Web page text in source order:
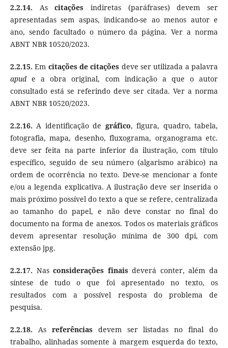
2.2.14. Ascitações indiretas (paráfrases) devem ser
apresentadas sem aspas, indicando-se ao menos autor e
ano, sendo facultado o número da página. Ver a norma
ABNT NBR 10520/2023.
2.2.15. Em citações de citações deve ser utilizada a palavra
apude a obra original, com indicação a que o autor
consultado está se referindo deve ser citada. Ver a norma
ABNT NBR 10520/2023.
2.2.16. A identificação de gráfico, figura, quadro, tabela,
fotografia, mapa, desenho, fluxograma, organograma etc.
deve ser feita na parte inferior da ilustração, com título
específico, seguido de seu número (algarismo arábico) na
ordem de ocorrência no texto. Deve-se mencionar a fonte
e/ou a legenda explicativa. A ilustração deve ser inserida o
mais próximo possível do texto a que se refere, centralizada
ao tamanho do papel, e não deve constar no final do
documento na forma de anexos. Todos os materiais gráficos
devem apresentar resolução mínima de 300 dpi, com
extensão jpg.
2.2.17. Nasconsiderações finaisdeverá conter, além da
síntese de tudo o que foi apresentado no texto, os
resultados com a possível resposta do problema de
pesquisa.
2.2.18. As referênciasdevem ser listadas no final do
trabalho, alinhadas somente à margem esquerda do texto,